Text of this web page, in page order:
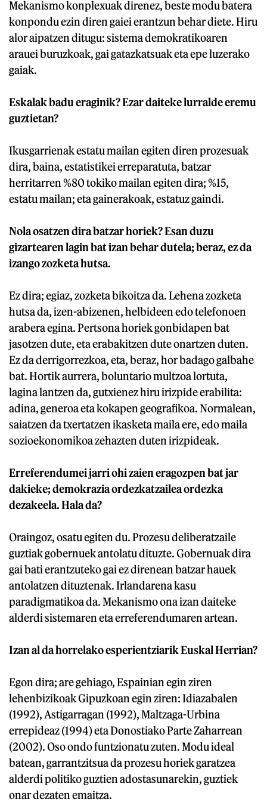
Mekanismo konplexuak direnez, beste modu batera
konpondu ezin diren gaiei erantzun behar diete. Hiru
alor aipatzen ditugu: sistema demokratikoaren
arauei buruzkoak, gai gatazkatsuak eta epe luzerako
gaiak.
Eskalak badu eraginik? Ezar daiteke lurralde eremu
guztietan?
Ikusgarrienak estatu mailan egiten diren prozesuak
dira, baina, estatistikei erreparatuta, batzar
herritarren %80 tokiko mailan egiten dira; %15,
estatu mailan; eta gainerakoak, estatuz gaindi.
Nola osatzen dira batzar horiek? Esan duzu
gizartearen lagin bat izan behar dutela; beraz, ez da
izango zozketa hutsa.
Ez dira; egiaz, zozketa bikoitza da. Lehena zozketa
hutsa da, izen-abizenen, helbideen edo telefonoen
arabera egina. Pertsona horiek gonbidapen bat
jasotzen dute, eta erabakitzen dute onartzen duten.
Ez da derrigorrezkoa, eta, beraz, hor badago galbahe
bat. Hortik aurrera, boluntario multzoa lortuta,
lagina lantzen da, gutxienez hiru irizpide erabilita:
adina, generoa eta kokapen geografikoa. Normalean,
saiatzen da txertatzen ikasketa maila ere, edo maila
sozioekonomikoa zehazten duten irizpideak.
Erreferendumei jarri ohi zaien eragozpen bat jar
dakieke; demokrazia ordezkatzailea ordezka
dezakeela. Hala da?
Oraingoz, osatu egiten du. Prozesu deliberatzaile
guztiak gobernuek antolatu dituzte. Gobernuak dira
gai bati erantzuteko gai ez direnean batzar hauek
antolatzen dituztenak. Irlandarena kasu
paradigmatikoa da. Mekanismo ona izan daiteke
alderdi sistemaren eta erreferendumaren artean.
Izan al da horrelako esperientziarik Euskal Herrian?
Egon dira; are gehiago, Espainian egin ziren
lehenbizikoak Gipuzkoan egin ziren: Idiazabalen
(1992), Astigarragan (1992), Maltzaga-Urbina
errepideaz (1994) eta Donostiako Parte Zaharrean
(2002). Oso ondo funtzionatu zuten. Modu ideal
batean, garrantzitsua da prozesu horiek garatzea
alderdi politiko guztien adostasunarekin, guztiek
onar dezaten emaitza.